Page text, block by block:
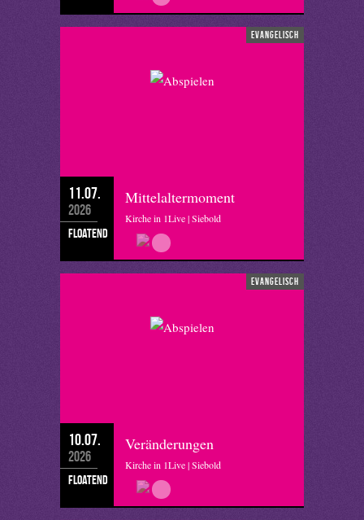
evangelisch
11.07.
2026
floatend
Mittelaltermoment
Kirche in 1Live | Siebold
evangelisch
10.07.
2026
floatend
Veränderungen
Kirche in 1Live | Siebold